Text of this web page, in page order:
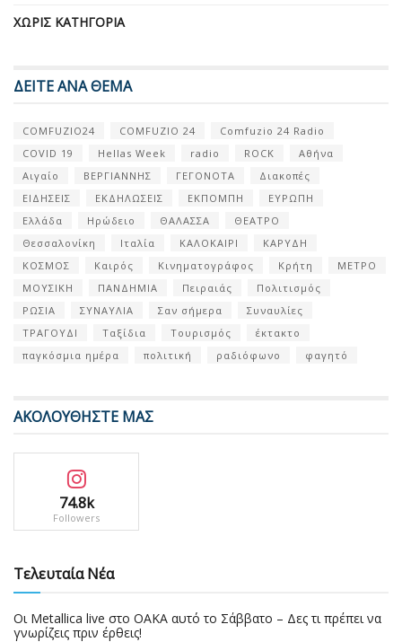
ΧΩΡΊΣ ΚΑΤΗΓΟΡΊΑ
ΔΕΙΤΕ ΑΝΑ ΘΕΜΑ
COMFUZIO24 COMFUZIO 24
Comfuzio 24 Radio
COVID 19
Hellas Week radio ROCK
Αθήνα
Αιγαίο
ΒΕΡΓΙΑΝΝΗΣ ΓΕΓΟΝΟΤΑ
Διακοπές
ΕΙΔΗΣΕΙΣ
ΕΚΔΗΛΩΣΕΙΣ ΕΚΠΟΜΠΗ
ΕΥΡΩΠΗ
Ελλάδα
Ηρώδειο ΘΑΛΑΣΣΑ
ΘΕΑΤΡΟ
Θεσσαλονίκη
Ιταλία ΚΑΛΟΚΑΙΡΙ
ΚΑΡΥΔΗ
ΚΟΣΜΟΣ
Καιρός Κινηματογράφος Κρήτη
ΜΕΤΡΟ
ΜΟΥΣΙΚΗ
ΠΑΝΔΗΜΙΑ Πειραιάς
Πολιτισμός
ΡΩΣΙΑ
ΣΥΝΑΥΛΙΑ Σαν σήμερα
Συναυλίες
ΤΡΑΓΟΥΔΙ
Ταξίδια Τουρισμός
έκτακτο
παγκόσμια ημέρα
πολιτική ραδιόφωνο φαγητό
ΑΚΟΛΟΥΘΗΣΤΕ ΜΑΣ
74.8k
Followers
Τελευταία Νέα
Οι Metallica live στο ΟΑΚΑ αυτό το Σάββατο – Δες τι πρέπει να
γνωρίζεις πριν έρθεις!